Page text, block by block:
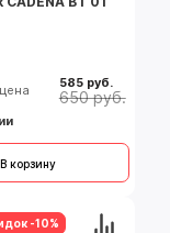
585 руб.
650 руб.
В корзину
-10%